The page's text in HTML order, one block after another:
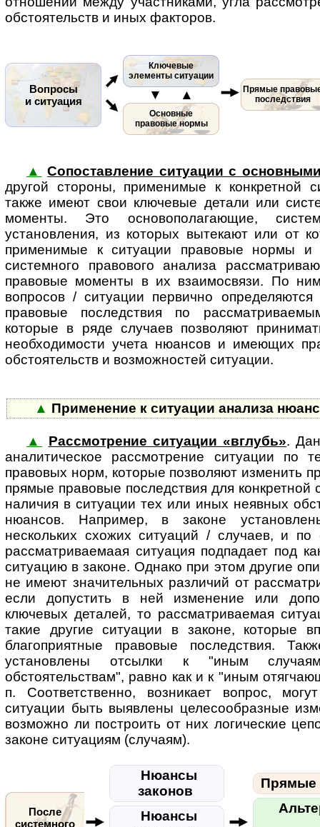
обстоятельств и иных факторов.
Вопросы
и ситуация
Ключевые
элементы ситуации
▼ ▲
Основные
правовые нормы
Прямые
последствия
▲
Сопоставление ситуации с
другой стороны, применимые к кон­к­рет­ной
также имеют свои ключевые детали или
моменты. Это основополагающие,
установления, из которых вытекают или от
применимые к ситуации правовые нормы и
системного правового анализа
правовые моменты в их взаимосвязи. По
вопросов / ситуации первично
правовые по­след­с­т­вия по
которые в ряде случаев позволяют
необходимости учета нюансов и имеющих
обстоятельств и воз­мож­нос­тей ситуации.
▲ Применение к ситуации анализа
▲ Рассмотрение ситуации «вглубь».
ана­ли­ти­чес­кое рассмотрение си­ту­а­ции по
правовых норм, которые позволяют изменить
прямые правовые последствия для конкретной
наличия в ситуации тех или иных неявных
нюансов. Например, в законе
нескольких схожих ситуаций / случаев, и
рассматриваемаая ситуация подпадает под
ситуацию в законе. Однако при этом другие
не имеют значительных различий от
если допустить в ней изменение или
ключевых деталей, то рассматриваемая
такие другие ситуации в законе, которые
благоприятные правовые последствия.
установлены отсылки к "иным
обстоятельствам", равно как и к "иным
п. Соответственно, возникает вопрос,
ситуации быть выявлены целесообразные
возможно ли построить от них логические
законе ситуациям (случаям).
После
системного
Нюансы
законов
Нюансы
Прямые